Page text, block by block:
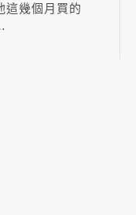
這幾個月買的